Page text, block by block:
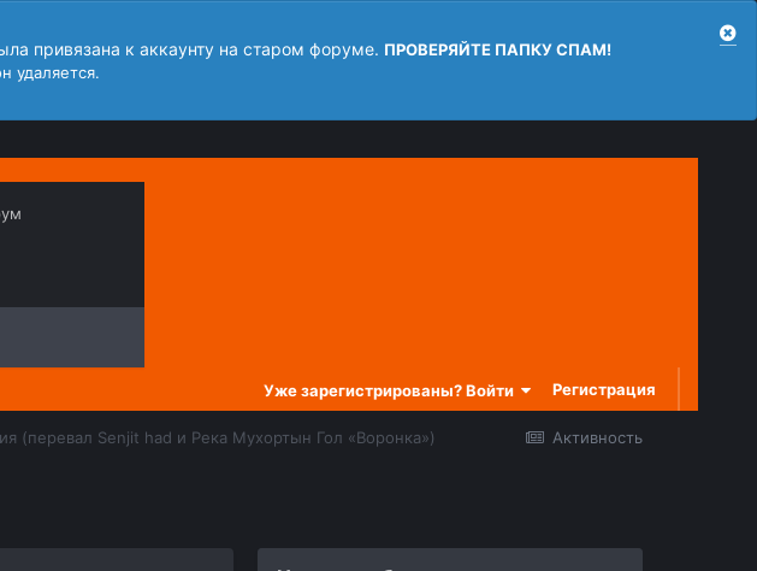
привязана к аккаунту на старом форуме. ПРОВЕРЯЙТЕ ПАПКУ СПАМ!
удаляется.
Уже зарегистрированы? Войти Регистрация
Активность
(перевал Senjit had и Река Мухортын Гол «Воронка»)